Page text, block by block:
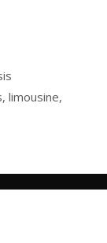
, limousine,